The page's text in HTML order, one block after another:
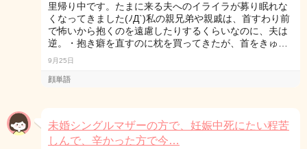
里帰り中です。たまに来る夫へのイライラが募り眠れな
くなってきました(ﾉД`)私の親兄弟や親戚は、首すわり前
で怖いから抱くのを遠慮したりするくらいなのに、夫は
逆。・抱き癖を直すのに枕を買ってきたが、首をきゅ…
9月25日
顔単語
未婚シングルマザーの方で、妊娠中死にたい程苦
しんで、辛かった方で今…